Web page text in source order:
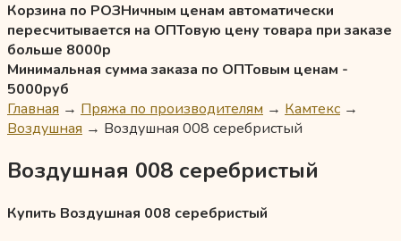
Корзина по РОЗНичным ценам автоматически
пересчитывается на ОПТовую цену товара при заказе
больше 8000р
Минимальная сумма заказа по ОПТовым ценам -
5000руб
Главная → Пряжа по производителям → Камтекс →
Воздушная → Воздушная 008 серебристый
Воздушная 008 серебристый
Купить Воздушная 008 серебристый